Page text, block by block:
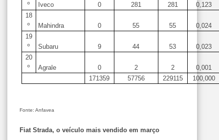
º Iveco 0 281 281
0,123
18
º
Mahindra 0 55 55
0,024
19
º
Subaru 9 44 53
0,023
20
º
Agrale 0 2 2
0,001
171359
57756 229115 100,000
Fonte: Anfavea
Fiat Strada, o veículo mais vendido em março